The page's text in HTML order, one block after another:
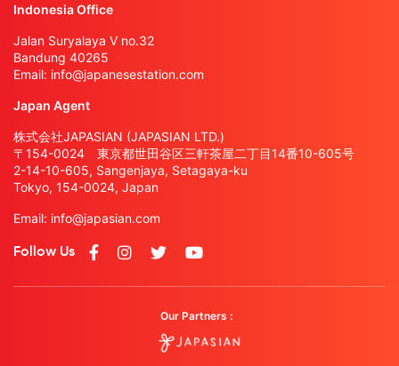
Indonesia Office
Jalan Suryalaya V no.32
Bandung 40265
Email: info@japanesestation.com
Japan Agent
株式会社JAPASIAN (JAPASIAN LTD.)
〒154-0024 東京都世田谷区三軒茶屋二丁目14番10-605号
2-14-10-605, Sangenjaya, Setagaya-ku
Tokyo, 154-0024, Japan
Email: info@japasian.com
Follow Us
Our Partners :